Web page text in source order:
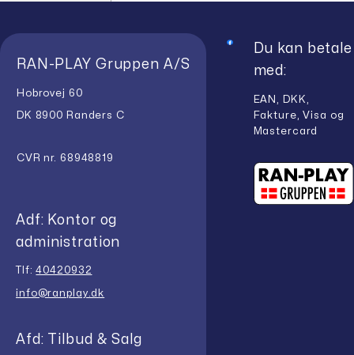
RAN-PLAY Gruppen A/S
Hobrovej 60
DK 8900 Randers C
CVR nr. 68948819
Adf: Kontor og
administration
Tlf:40420932
info@ranplay.dk
Afd: Tilbud & Salg
Du kan betale
med:
EAN, DKK,
Fakture, Visa og
Mastercard